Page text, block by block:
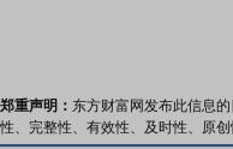
郑重声明： 东方财富网发布此信息
性、完整性、有效性、及时性、原